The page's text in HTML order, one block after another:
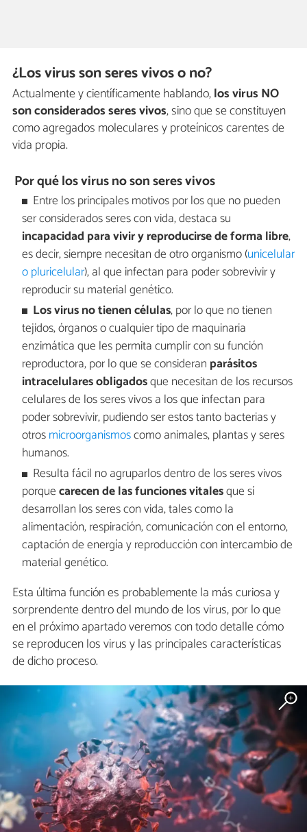
¿Los virus son seres vivos o no?
Actualmente y científicamente hablando,los virus NO
son considerados seres vivos, sino que se constituyen
como agregados moleculares y proteínicos carentes de
vida propia.
Por qué los virus no son seres vivos
Entre los principales motivos por los que no pueden
ser considerados seres con vida, destaca su
incapacidad para vivir y reproducirse de forma libre,
es decir, siempre necesitan de otro organismo (unicelular
o pluricelular), al que infectan para poder sobrevivir y
reproducir su material genético.
Los virus no tienen células, por lo que no tienen
tejidos, órganos o cualquier tipo de maquinaria
enzimática que les permita cumplir con su función
reproductora, por lo que se consideran parásitos
intracelulares obligadosque necesitan de los recursos
celulares de los seres vivos a los que infectan para
poder sobrevivir, pudiendo ser estos tanto bacterias y
otrosmicroorganismoscomo animales, plantas y seres
humanos.
Resulta fácil no agruparlos dentro de los seres vivos
porquecarecen de las funciones vitalesque sí
desarrollan los seres con vida, tales como la
alimentación, respiración, comunicación con el entorno,
captación de energía y reproducción con intercambio de
material genético.
Esta última función es probablemente la más curiosa y
sorprendente dentro del mundo de los virus, por lo que
en el próximo apartado veremos con todo detalle cómo
se reproducen los virus y las principales características
de dicho proceso.